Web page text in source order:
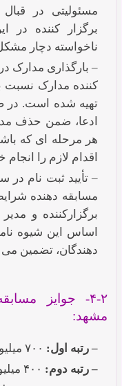
مسئولیتی در قبال
برگزار کننده در
ناخواسته دچار
– بارگذاری مدارک
کننده مدارک
تهیه شده است.
ادعا، ضمن حذف
هر مرحله ای که
اقدام لازم را انجام
– تأیید ثبت نام در
مسابقه دهنده
برگزارکننده و
اساس این شیوه
دهندگان، تضمین می
۴-۲- جوایز
مشهد:
– رتبه اول:
– رتبه دوم: